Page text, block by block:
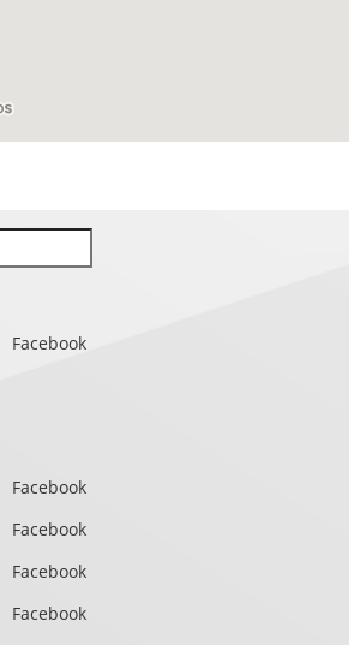
Facebook
Facebook
Facebook
Facebook
Facebook